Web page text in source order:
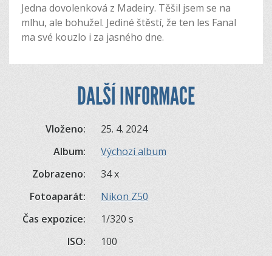
Jedna dovolenková z Madeiry. Těšil jsem se na
mlhu, ale bohužel. Jediné štěstí, že ten les Fanal
ma své kouzlo i za jasného dne.
DALŠÍ INFORMACE
Vloženo:
25. 4. 2024
Album:
Výchozí album
Zobrazeno:
34 x
Fotoaparát:
Nikon Z50
Čas expozice:
1/320 s
ISO:
100